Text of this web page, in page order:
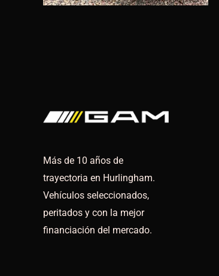
Más de 10 años de
trayectoria en Hurlingham.
Vehículos seleccionados,
peritados y con la mejor
financiación del mercado.